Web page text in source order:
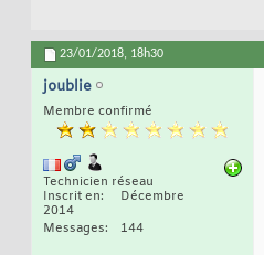
23/01/2018, 18h30
joublie
Membre confirmé
Technicien réseau
Inscrit en
Décembre
2014
Messages
144